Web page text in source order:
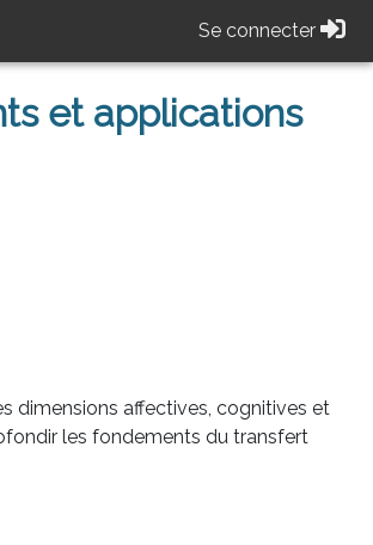
Se connecter
et applications
dimensions affectives, cognitives et
les fondements du transfert